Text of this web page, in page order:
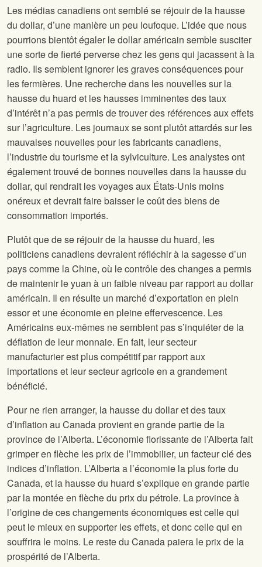
Les médias canadiens ont semblé se réjouir de la hausse
du dollar, d’une manière un peu loufoque. L’idée que nous
pourrions bientôt égaler le dollar américain semble susciter
une sorte de fierté perverse chez les gens qui jacassent à la
radio. Ils semblent ignorer les graves conséquences pour
les fermières. Une recherche dans les nouvelles sur la
hausse du huard et les hausses imminentes des taux
d’intérêt n’a pas permis de trouver des références aux effets
sur l’agriculture. Les journaux se sont plutôt attardés sur les
mauvaises nouvelles pour les fabricants canadiens,
l’industrie du tourisme et la sylviculture. Les analystes ont
également trouvé de bonnes nouvelles dans la hausse du
dollar, qui rendrait les voyages aux États-Unis moins
onéreux et devrait faire baisser le coût des biens de
consommation importés.
Plutôt que de se réjouir de la hausse du huard, les
politiciens canadiens devraient réfléchir à la sagesse d’un
pays comme la Chine, où le contrôle des changes a permis
de maintenir le yuan à un faible niveau par rapport au dollar
américain. Il en résulte un marché d’exportation en plein
essor et une économie en pleine effervescence. Les
Américains eux-mêmes ne semblent pas s’inquiéter de la
déflation de leur monnaie. En fait, leur secteur
manufacturier est plus compétitif par rapport aux
importations et leur secteur agricole en a grandement
bénéficié.
Pour ne rien arranger, la hausse du dollar et des taux
d’inflation au Canada provient en grande partie de la
province de l’Alberta. L’économie florissante de l’Alberta fait
grimper en flèche les prix de l’immobilier, un facteur clé des
indices d’inflation. L’Alberta a l’économie la plus forte du
Canada, et la hausse du huard s’explique en grande partie
par la montée en flèche du prix du pétrole. La province à
l’origine de ces changements économiques est celle qui
peut le mieux en supporter les effets, et donc celle qui en
souffrira le moins. Le reste du Canada paiera le prix de la
prospérité de l’Alberta.